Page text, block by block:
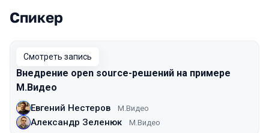
Выступления в сезоне 2020
Спикер
Смотреть запись
Внедрение open source-решений на примере
М.Видео
Евгений Нестеров М.Видео
Александр Зеленюк М.Видео